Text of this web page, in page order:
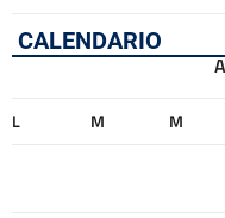
CALENDARIO
L M M